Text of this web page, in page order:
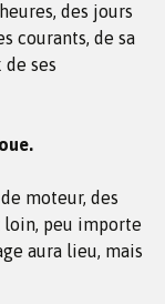
des jours
courants, de sa
ses
moteur, des
loin, peu importe
aura lieu, mais